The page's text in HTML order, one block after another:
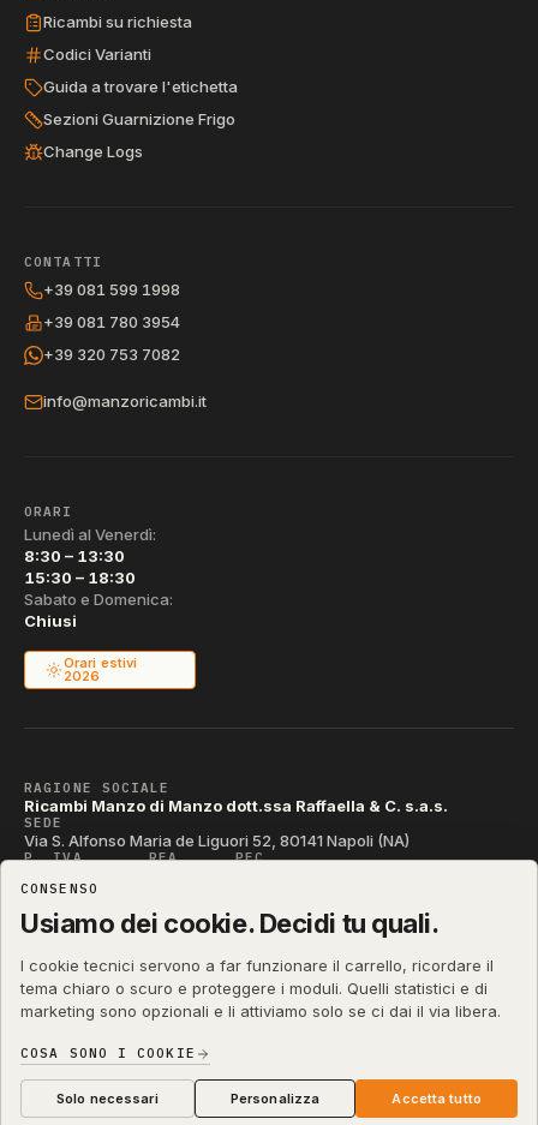
Ricambi su richiesta
Codici Varianti
Guida a trovare l'etichetta
Sezioni Guarnizione Frigo
Change Logs
CONTATTI
+39 081 599 1998
+39 081 780 3954
+39 320 753 7082
info@manzoricambi.it
ORARI
Lunedì al Venerdì:
8:30 – 13:30
15:30 – 18:30
Sabato e Domenica:
Chiusi
Orari estivi
2026
RAGIONE SOCIALE
Ricambi Manzo di Manzo dott.ssa Raffaella & C. s.a.s.
SEDE
Via S. Alfonso Maria de Liguori 52, 80141 Napoli (NA)
P. IVA REA PEC
CODICE SDI
T04ZHR3
shop.manzoricambi.it
Stefano Russo
Privacy & Cookie·Termini
Preferenze cookie
CONSENSO
Usiamo dei cookie. Decidi tu quali.
I cookie tecnici servono a far funzionare il carrello, ricordare il
tema chiaro o scuro e proteggere i moduli. Quelli statistici e di
marketing sono opzionali e li attiviamo solo se ci dai il via libera.
COSA SONO I COOKIE
Solo necessari Personalizza Accetta tutto